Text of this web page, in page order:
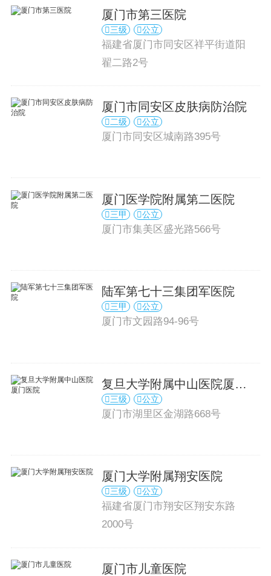
禾祥东门诊部:福建省厦门市思明
区文园路101号
厦门市第三医院
三级 公立
福建省厦门市同安区祥平街道阳
翟二路2号
厦门市同安区皮肤病防治院
二级 公立
厦门市同安区城南路395号
厦门医学院附属第二医院
三甲 公立
厦门市集美区盛光路566号
陆军第七十三集团军医院
三甲 公立
厦门市文园路94-96号
复旦大学附属中山医院厦门
医院
三级 公立
厦门市湖里区金湖路668号
厦门大学附属翔安医院
三级 公立
福建省厦门市翔安区翔安东路
2000号
厦门市儿童医院